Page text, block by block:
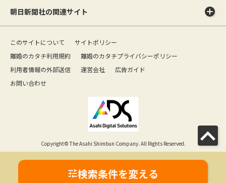
検索条件を変える
朝日新聞社の関連サイト
このサイトについて
サイトポリシー
離婚のカタチ利用規約
離婚のカタチプライバシーポリシー
利用者情報の外部送信
運営会社
広告ガイド
お問い合わせ
Copyright© The Asahi Shimbun Company. All Rights Reserved.